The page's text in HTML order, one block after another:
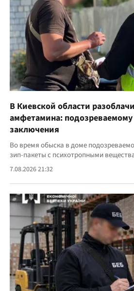
В Киевской области
амфетамина: подозреваемому
заключения
Во время обыска в доме
зип-пакеты с психотропными
7.08.2026 21:32